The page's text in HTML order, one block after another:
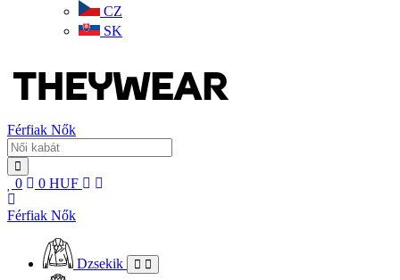
CZ
SK
Férfiak Nők
0 0 HUF
Férfiak Nők
Dzsekik